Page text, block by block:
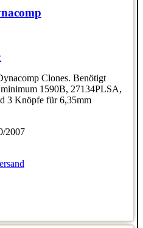
Clones. Benötigt
1590B, 27134PLSA,
3 Knöpfe für 6,35mm
2007